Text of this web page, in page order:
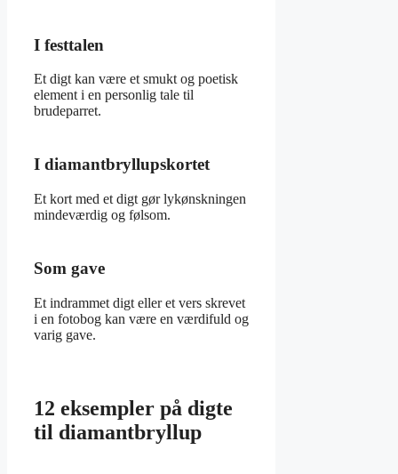
I festtalen
Et digt kan være et smukt og poetisk
element i en personlig tale til
brudeparret.
I diamantbryllupskortet
Et kort med et digt gør lykønskningen
mindeværdig og følsom.
Som gave
Et indrammet digt eller et vers skrevet
i en fotobog kan være en værdifuld og
varig gave.
12 eksempler på digte
til diamantbryllup